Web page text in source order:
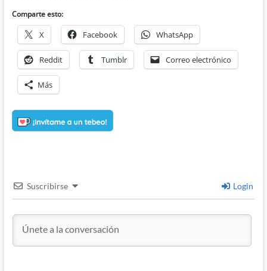
Comparte esto:
X Facebook WhatsApp
Reddit Tumblr Correo electrónico
Más
Suscribirse Login